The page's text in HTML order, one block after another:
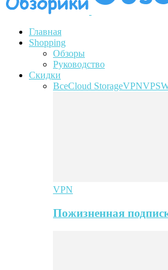
Главная
Shopping
Обзоры
Руководство
Скидки
ВсеCloud StorageVPNVPS
VPN
Пожизненная